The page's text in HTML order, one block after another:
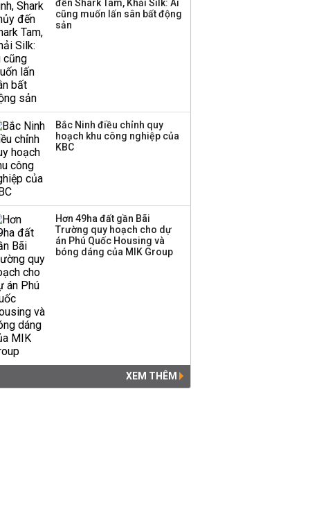
đến Shark Tam, Khải Silk: Ai
cũng muốn lấn sân bất động
sản
Bắc Ninh điều chỉnh quy
hoạch khu công nghiệp của
KBC
Hơn 49ha đất gần Bãi
Trường quy hoạch cho dự
án Phú Quốc Housing và
bóng dáng của MIK Group
XEM THÊM